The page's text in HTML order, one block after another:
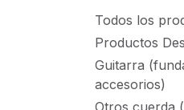
Todos los
Productos
Guitarra
accesorios)
Otros cuerda